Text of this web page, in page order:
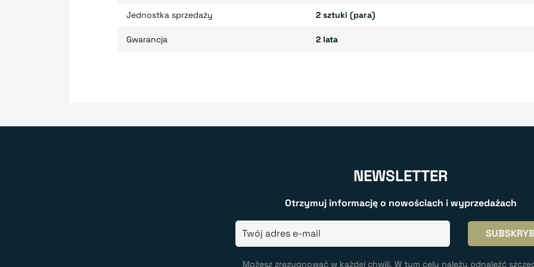
Jednostka sprzedaży 2 sztuki (para)
Gwarancja 2 lata
NEWSLETTER
Otrzymuj informację o nowościach i wyprzedażach
Możesz zrezygnować w każdej chwili. W tym celu należy odnaleźć